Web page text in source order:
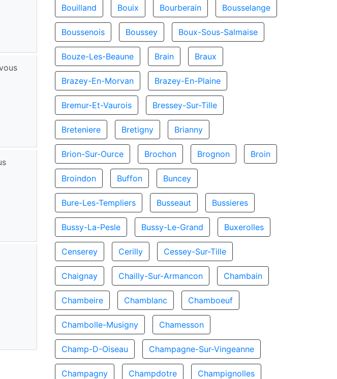
Bouilland Bouix Bourberain Bousselange
Boussenois Boussey Boux-Sous-Salmaise
Bouze-Les-Beaune Brain Braux
Brazey-En-Morvan Brazey-En-Plaine
Bremur-Et-Vaurois Bressey-Sur-Tille
Breteniere Bretigny Brianny
Brion-Sur-Ource Brochon Brognon Broin
Broindon Buffon Buncey
Bure-Les-Templiers Busseaut Bussieres
Bussy-La-Pesle Bussy-Le-Grand Buxerolles
Censerey Cerilly Cessey-Sur-Tille
Chaignay Chailly-Sur-Armancon Chambain
Chambeire Chamblanc Chamboeuf
Chambolle-Musigny Chamesson
Champ-D-Oiseau Champagne-Sur-Vingeanne
Champagny Champdotre Champignolles